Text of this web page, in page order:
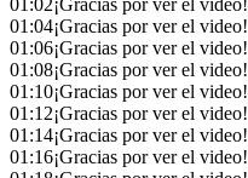
01:02¡Gracias por ver el video!
01:04¡Gracias por ver el video!
01:06¡Gracias por ver el video!
01:08¡Gracias por ver el video!
01:10¡Gracias por ver el video!
01:12¡Gracias por ver el video!
01:14¡Gracias por ver el video!
01:16¡Gracias por ver el video!